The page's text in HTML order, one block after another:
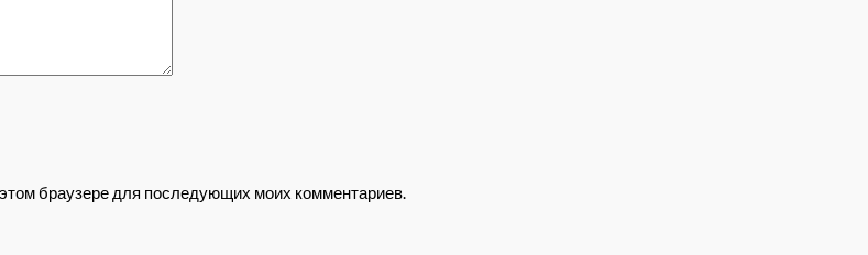
браузере для последующих моих комментариев.